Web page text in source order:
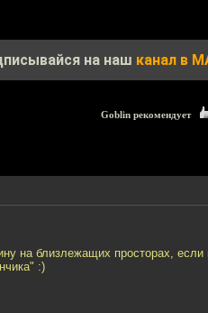
на наш канал в
Goblin рекомендует
на близлежащих просторах,
:)